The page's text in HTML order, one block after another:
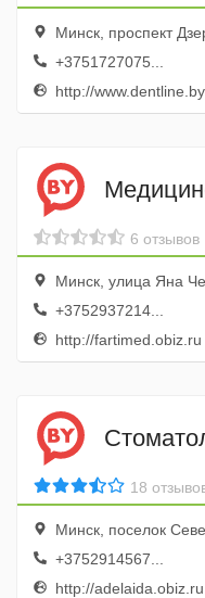
Минск, проспект
+3751727075...
http://www.dentline.by
6 отзывов
Минск, улица Яна
+3752937214...
http://fartimed.obiz.ru
18
Минск, поселок
+3752914567...
http://adelaida.obiz.ru